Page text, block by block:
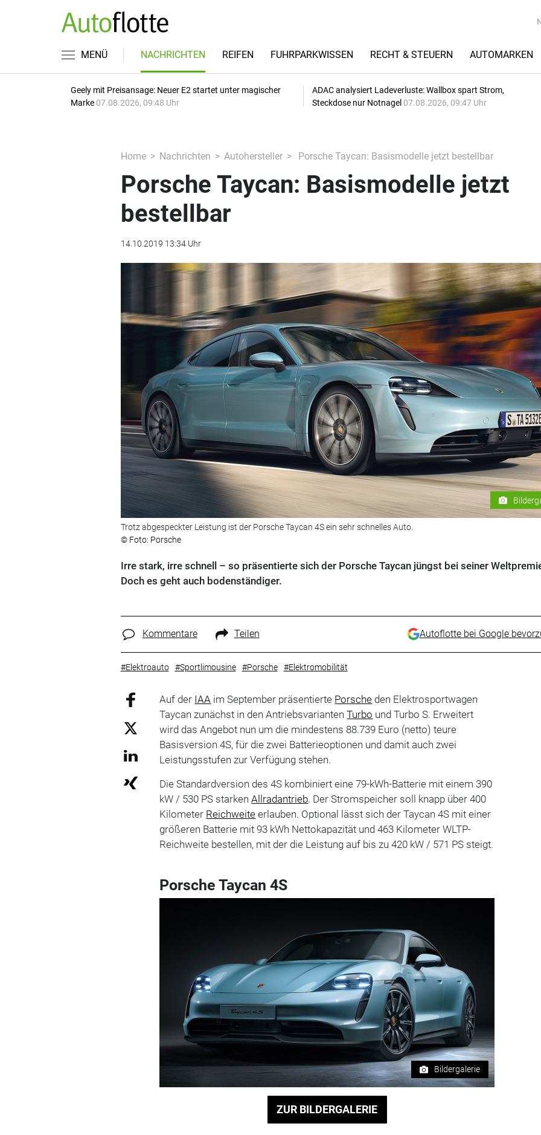
MENÜ NACHRICHTEN REIFEN FUHRPARKWISSEN RECHT & STEUERN AUTOMARKEN
Geely mit Preisansage: Neuer E2 startet unter magischer
Marke 07.08.2026, 09:48 Uhr
ADAC analysiert Ladeverluste: Wallbox spart Strom,
Steckdose nur Notnagel 07.08.2026, 09:47 Uhr
Home Nachrichten Autohersteller Porsche Taycan: Basismodelle jetzt bestellbar
Porsche Taycan: Basismodelle jetzt
bestellbar
14.10.2019 13:34 Uhr
Trotz abgespeckter Leistung ist der Porsche Taycan 4S ein sehr schnelles Auto.
© Foto: Porsche
Irre stark, irre schnell – so präsentierte sich der Porsche Taycan jüngst bei seiner
Doch es geht auch bodenständiger.
Kommentare Teilen Autoflotte bei Google
#Elektroauto #Sportlimousine #Porsche #Elektromobilität
Auf der IAA im September präsentierte Porsche den Elektrosportwagen
Taycan zunächst in den AntriebsvariantenTurbo und Turbo S. Erweitert
wird das Angebot nun um die mindestens 88.739 Euro (netto) teure
Basisversion 4S, für die zwei Batterieoptionen und damit auch zwei
Leistungsstufen zur Verfügung stehen.
Die Standardversion des 4S kombiniert eine 79-kWh-Batterie mit einem 390
kW / 530 PS starkenAllradantrieb. Der Stromspeicher soll knapp über 400
Kilometer Reichweite erlauben. Optional lässt sich der Taycan 4S mit einer
größeren Batterie mit 93 kWh Nettokapazität und 463 Kilometer WLTP-
Reichweite bestellen, mit der die Leistung auf bis zu 420 kW / 571 PS steigt.
Porsche Taycan 4S
Bildergalerie
ZUR BILDERGALERIE